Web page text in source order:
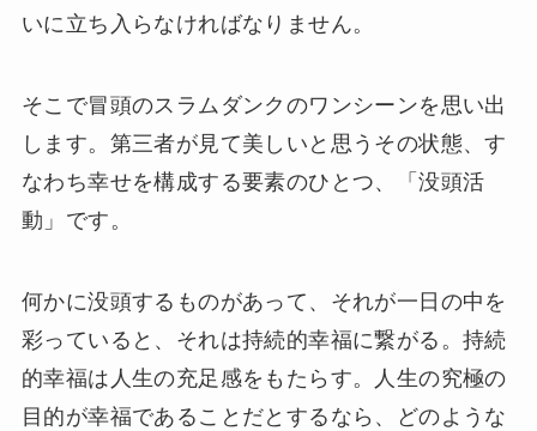
いに立ち入らなければなりません。
そこで冒頭のスラムダンクのワンシーンを思い出
します。第三者が見て美しいと思うその状態、す
なわち幸せを構成する要素のひとつ、「没頭活
動」です。
何かに没頭するものがあって、それが一日の中を
彩っていると、それは持続的幸福に繋がる。持続
的幸福は人生の充足感をもたらす。人生の究極の
目的が幸福であることだとするなら、どのような